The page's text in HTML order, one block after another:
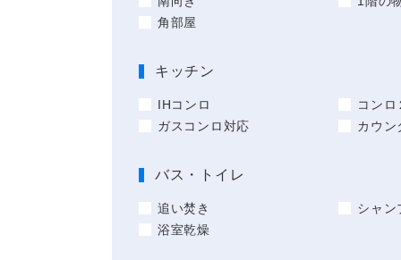
角部屋
キッチン
IHコンロ
コンロ
ガスコンロ対応
カウン
バス・トイレ
追い焚き
シャン
浴室乾燥